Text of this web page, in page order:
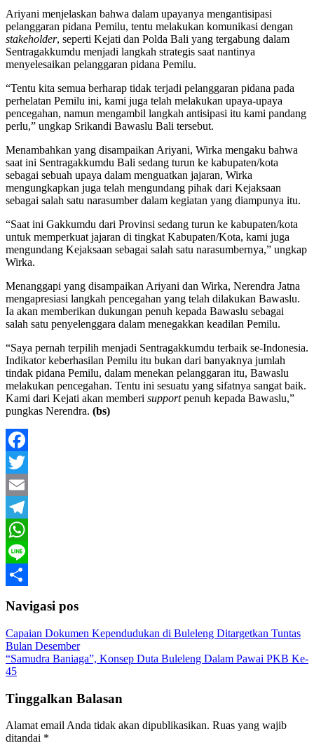
Ariyani menjelaskan bahwa dalam upayanya mengantisipasi
pelanggaran pidana Pemilu, tentu melakukan komunikasi dengan
stakeholder, seperti Kejati dan Polda Bali yang tergabung dalam
Sentragakkumdu menjadi langkah strategis saat nantinya
menyelesaikan pelanggaran pidana Pemilu.
“Tentu kita semua berharap tidak terjadi pelanggaran pidana pada
perhelatan Pemilu ini, kami juga telah melakukan upaya-upaya
pencegahan, namun mengambil langkah antisipasi itu kami pandang
perlu,” ungkap Srikandi Bawaslu Bali tersebut.
Menambahkan yang disampaikan Ariyani, Wirka mengaku bahwa
saat ini Sentragakkumdu Bali sedang turun ke kabupaten/kota
sebagai sebuah upaya dalam menguatkan jajaran, Wirka
mengungkapkan juga telah mengundang pihak dari Kejaksaan
sebagai salah satu narasumber dalam kegiatan yang diampunya itu.
“Saat ini Gakkumdu dari Provinsi sedang turun ke kabupaten/kota
untuk memperkuat jajaran di tingkat Kabupaten/Kota, kami juga
mengundang Kejaksaan sebagai salah satu narasumbernya,” ungkap
Wirka.
Menanggapi yang disampaikan Ariyani dan Wirka, Nerendra Jatna
mengapresiasi langkah pencegahan yang telah dilakukan Bawaslu.
Ia akan memberikan dukungan penuh kepada Bawaslu sebagai
salah satu penyelenggara dalam menegakkan keadilan Pemilu.
“Saya pernah terpilih menjadi Sentragakkumdu terbaik se-Indonesia.
Indikator keberhasilan Pemilu itu bukan dari banyaknya jumlah
tindak pidana Pemilu, dalam menekan pelanggaran itu, Bawaslu
melakukan pencegahan. Tentu ini sesuatu yang sifatnya sangat baik.
Kami dari Kejati akan memberi supportpenuh kepada Bawaslu,”
pungkas Nerendra. (bs)
Facebook
Twitter
Email
Telegram
WhatsApp
Line
Navigasi pos
Capaian Dokumen Kependudukan di Buleleng Ditargetkan Tuntas
Bulan Desember
“Samudra Baniaga”, Konsep Duta Buleleng Dalam Pawai PKB Ke-
45
Tinggalkan Balasan
Alamat email Anda tidak akan dipublikasikan. Ruas yang wajib
ditandai *